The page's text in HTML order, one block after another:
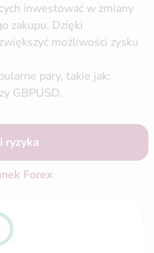
inwestować w zmiany
zakupu. Dzięki
możliwości zysku
pary, takie jak:
GBPUSD.
ryzyka
Forex